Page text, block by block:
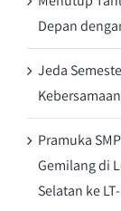
Depan
Jeda
Pramuka
Gemilang di
Selatan ke